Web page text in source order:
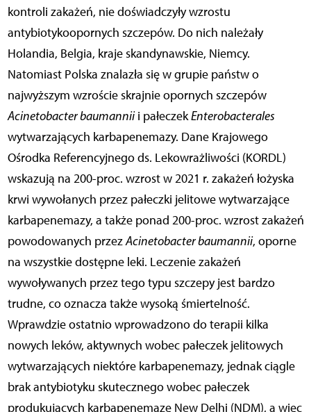
kontroli zakażeń, nie doświadczyły wzrostu
antybiotykoopornych szczepów. Do nich należały
Holandia, Belgia, kraje skandynawskie, Niemcy.
Natomiast Polska znalazła się w grupie państw o
najwyższym wzroście skrajnie opornych szczepów
Acinetobacter baumanniii pałeczekEnterobacterales
wytwarzających karbapenemazy. Dane Krajowego
Ośrodka Referencyjnego ds. Lekowrażliwości (KORDL)
wskazują na 200-proc. wzrost w 2021 r. zakażeń łożyska
krwi wywołanych przez pałeczki jelitowe wytwarzające
karbapenemazy, a także ponad 200-proc. wzrost zakażeń
powodowanych przezAcinetobacter baumannii, oporne
na wszystkie dostępne leki. Leczenie zakażeń
wywoływanych przez tego typu szczepy jest bardzo
trudne, co oznacza także wysoką śmiertelność.
Wprawdzie ostatnio wprowadzono do terapii kilka
nowych leków, aktywnych wobec pałeczek jelitowych
wytwarzających niektóre karbapenemazy, jednak ciągle
brak antybiotyku skutecznego wobec pałeczek
produkujących karbapenemazę New Delhi (NDM), a więc